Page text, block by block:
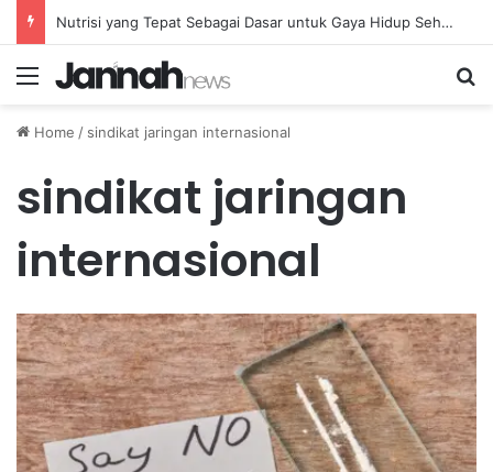
Nutrisi yang Tepat Sebagai Dasar untuk Gaya Hidup Sehat dan Berkelanjutan
Menu
Home / sindikat jaringan internasional
sindikat jaringan
internasional